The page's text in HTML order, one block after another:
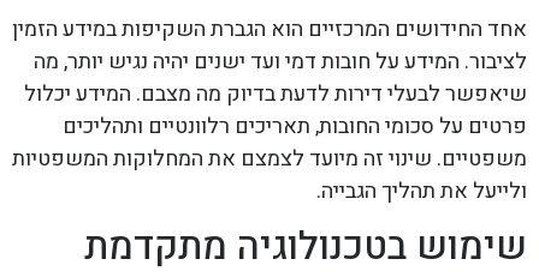
אחד החידושים המרכזיים הוא הגברת השקיפות במידע הזמין
לציבור. המידע על חובות דמי ועד ישנים יהיה נגיש יותר, מה
שיאפשר לבעלי דירות לדעת בדיוק מה מצבם. המידע יכלול
פרטים על סכומי החובות, תאריכים רלוונטיים ותהליכים
משפטיים. שינוי זה מיועד לצמצם את המחלוקות המשפטיות
ולייעל את תהליך הגבייה.
שימוש בטכנולוגיה מתקדמת